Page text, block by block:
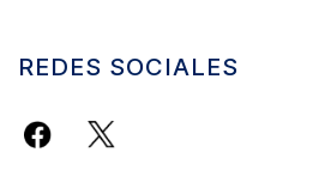
REDES SOCIALES